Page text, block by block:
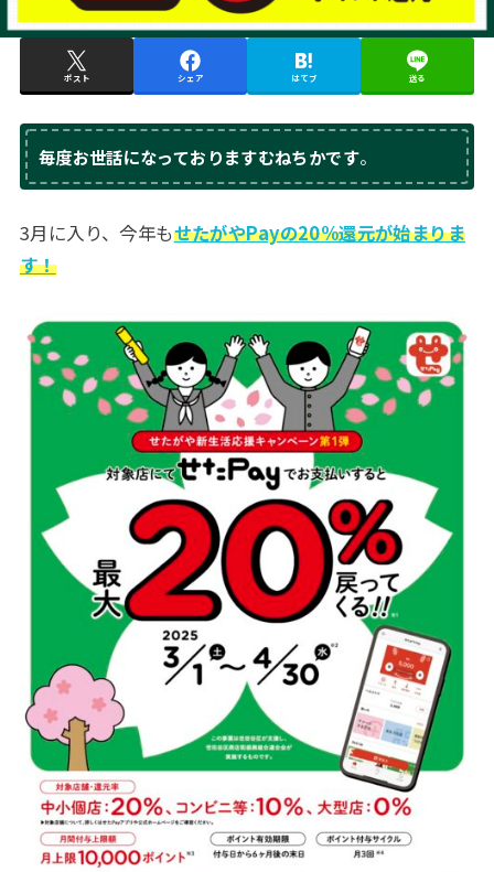
ポスト シェア はてブ 送る
毎度お世話になっておりますむねちかです。
3月に入り、今年もせたがやPayの20%還元が始まりま
す！